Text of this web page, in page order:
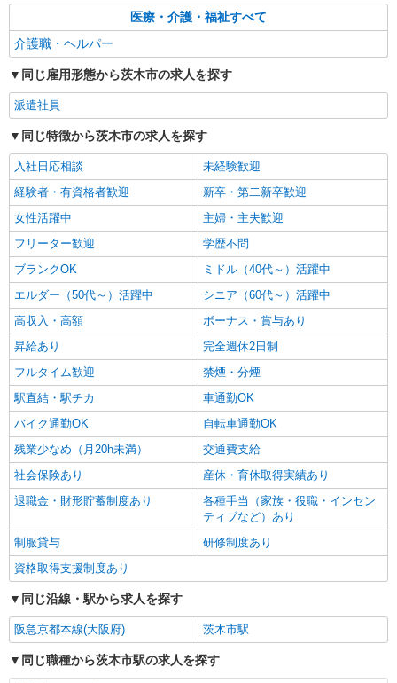
による 初任者研修 時給1,397円 実務者研修 時給
1,397円 介護福祉士 時給1,460円 ※サービス提供8
算含む 〇時間外勤務手当 〇土日祝勤務手当 〇無
事故無違反表彰金 〇年末年始勤務手当
パナソニック エイジフリーケアセンター茨木
医療・介護・福祉すべて
介護職・ヘルパー
同じ雇用形態から茨木市の求人を探す
派遣社員
同じ特徴から茨木市の求人を探す
入社日応相談
未経験歓迎
経験者・有資格者歓迎
新卒・第二新卒歓迎
女性活躍中
主婦・主夫歓迎
フリーター歓迎
学歴不問
ブランクOK
ミドル（40代～）活躍中
エルダー（50代～）活躍中
シニア（60代～）活躍中
高収入・高額
ボーナス・賞与あり
昇給あり
完全週休2日制
フルタイム歓迎
禁煙・分煙
駅直結・駅チカ
車通勤OK
バイク通勤OK
自転車通勤OK
残業少なめ（月20h未満）
交通費支給
社会保険あり
産休・育休取得実績あり
退職金・財形貯蓄制度あり
各種手当（家族・役職・インセン
ティブなど）あり
制服貸与
研修制度あり
資格取得支援制度あり
同じ沿線・駅から求人を探す
阪急京都本線(大阪府) 茨木市駅
同じ職種から茨木市駅の求人を探す